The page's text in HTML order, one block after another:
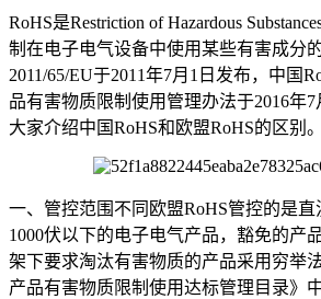
RoHS是Restriction of Hazardous
制在电子电气设备中使用某些有害成分
2011/65/EU于2011年7月1日发布，中国
品有害物质限制使用管理办法于2016年
大家介绍中国RoHS和欧盟RoHS的区别。
一、管控范围不同欧盟RoHS管控的是直
1000伏以下的电子电气产品，豁免的产
架下要求淘汰有害物质的产品采用穷举
产品有害物质限制使用达标管理目录》